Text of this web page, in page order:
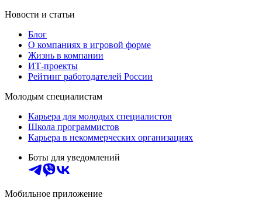
Новости и статьи
Блог
О компаниях в игровой форме
Жизнь в компании
ИТ-проекты
Рейтинг работодателей России
Молодым специалистам
Карьера для молодых специалистов
Школа программистов
Карьера в некоммерческих организациях
Боты для уведомлений
Мобильное приложение